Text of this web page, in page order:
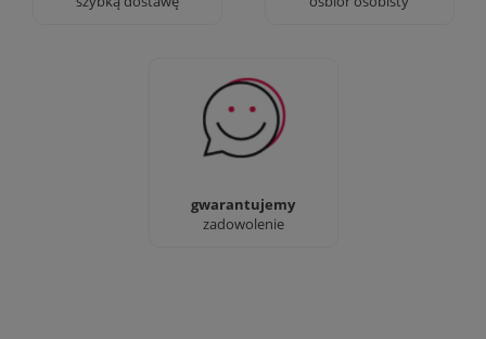
gwarantujemy
zadowolenie
Sprawdź nasze 100%
zadowolenia Klientów